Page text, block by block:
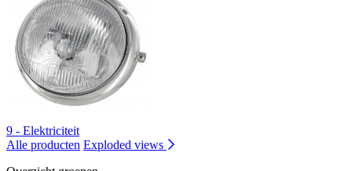
9 - Elektriciteit
Alle producten Exploded views